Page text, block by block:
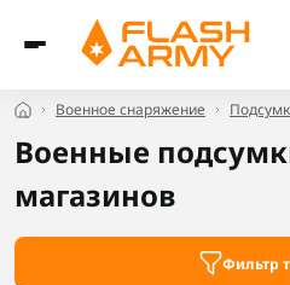
Военное снаряжение
Военные
магазинов
Фильтр